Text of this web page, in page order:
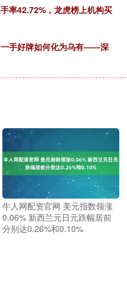
率42.72%，龙虎榜上机构买
手好牌如何化为乌有——深
牛人网配资官网 美元指数领涨
0.06% 新西兰元日元跌幅居前
分别达0.26%和0.10%